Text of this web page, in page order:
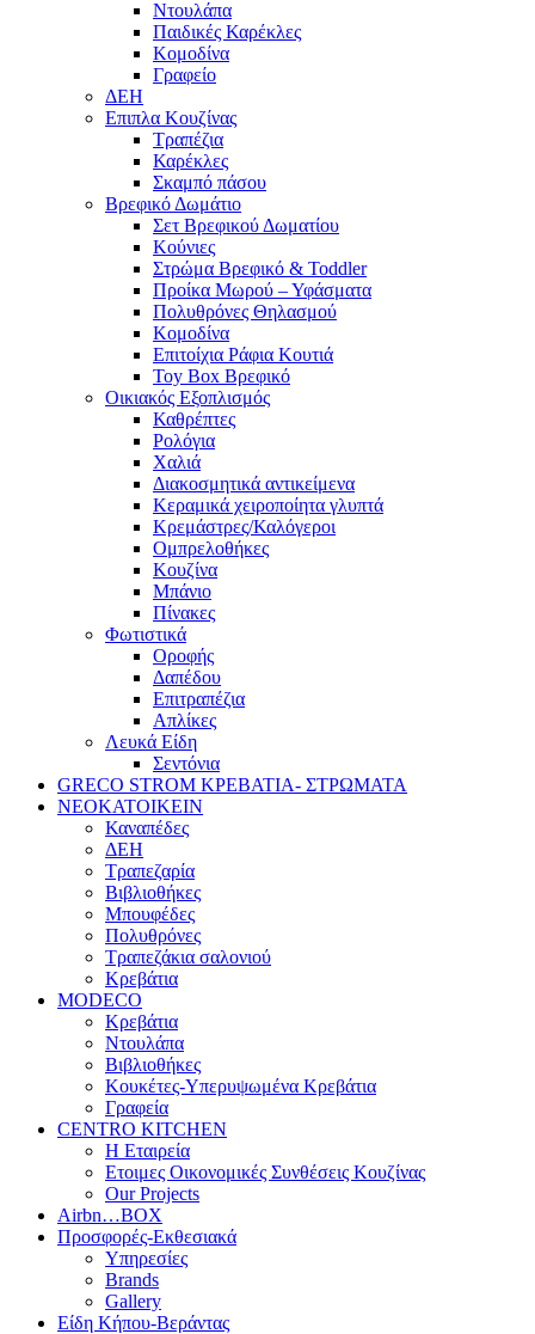
Ντουλάπα
Παιδικές Καρέκλες
Κομοδίνα
Γραφείο
ΔΕΗ
Επιπλα Κουζίνας
Τραπέζια
Καρέκλες
Σκαμπό πάσου
Βρεφικό Δωμάτιο
Σετ Βρεφικού Δωματίου
Κούνιες
Στρώμα Βρεφικό & Toddler
Προίκα Μωρού – Υφάσματα
Πολυθρόνες Θηλασμού
Κομοδίνα
Επιτοίχια Ράφια Κουτιά
Toy Box Βρεφικό
Οικιακός Εξοπλισμός
Καθρέπτες
Ρολόγια
Χαλιά
Διακοσμητικά αντικείμενα
Κεραμικά χειροποίητα γλυπτά
Κρεμάστρες/Καλόγεροι
Ομπρελοθήκες
Κουζίνα
Μπάνιο
Πίνακες
Φωτιστικά
Οροφής
Δαπέδου
Επιτραπέζια
Απλίκες
Λευκά Είδη
Σεντόνια
GRECO STROM ΚΡΕΒΑΤΙΑ- ΣΤΡΩΜΑΤΑ
ΝΕΟΚΑΤΟΙΚΕΙΝ
Καναπέδες
ΔΕΗ
Τραπεζαρία
Βιβλιοθήκες
Μπουφέδες
Πολυθρόνες
Τραπεζάκια σαλονιού
Κρεβάτια
MODECO
Κρεβάτια
Ντουλάπα
Βιβλιοθήκες
Κουκέτες-Υπερυψωμένα Κρεβάτια
Γραφεία
CENTRO KITCHEN
Η Εταιρεία
Ετοιμες Οικονομικές Συνθέσεις Κουζίνας
Our Projects
Airbn…BOX
Προσφορές-Εκθεσιακά
Υπηρεσίες
Brands
Gallery
Είδη Κήπου-Βεράντας